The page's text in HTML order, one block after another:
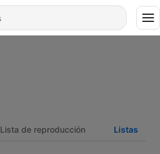
Lista de reproducción Listas